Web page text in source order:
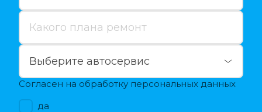
Согласен на обработку персональных данных
да